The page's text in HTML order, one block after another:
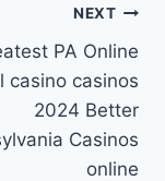
NEXT
PA Online
casino casinos
2024 Better
Casinos
online